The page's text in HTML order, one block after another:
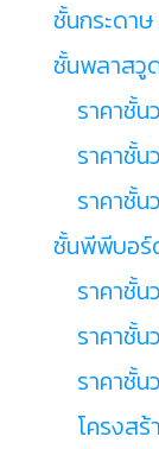
ชั้นกระดา
ชั้นพลาสวู
ราคาชั้น
ราคาชั้น
ราคาชั้น
ชั้นพีพีบอร์
ราคาชั้น
ราคาชั้น
ราคาชั้น
โครงส